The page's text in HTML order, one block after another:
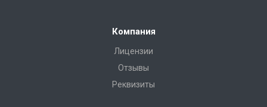
Компания
Лицензии
Отзывы
Реквизиты